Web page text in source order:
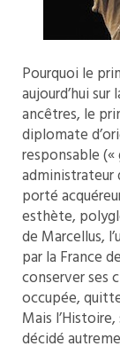
Pourquoi le
aujourd’hui sur
ancêtres, le
diplomate
responsable
administrateur
porté
esthète,
de Marcellus,
par la France
conserver ses
occupée,
Mais
décidé